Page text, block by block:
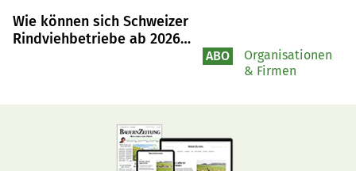
Wie können sich Schweizer
Rindviehbetriebe ab 2026
ABO
Organisationen
& Firmen